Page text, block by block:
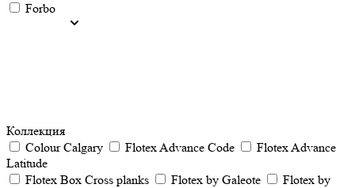
Forbo
Коллекция
Colour Calgary
Flotex Advance Code
Flotex Advance
Latitude
Flotex Box Cross planks
Flotex by Galeote
Flotex by